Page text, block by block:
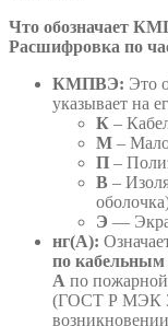
Что обозначает
Расшифровка по
КМПВЭ: Это
указывает на
К –
М –
П –
В –
Э —
нг(А):
по
А по
(ГОСТ Р МЭК